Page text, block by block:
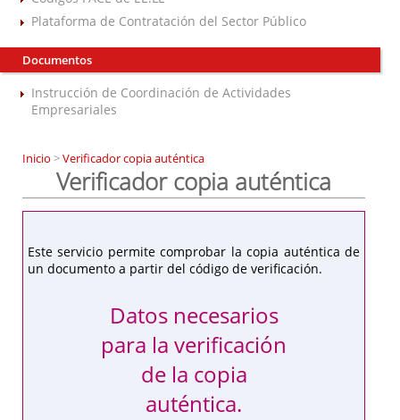
Plataforma de Contratación del Sector Público
Documentos
Instrucción de Coordinación de Actividades
Empresariales
Inicio >Verificador copia auténtica
Verificador copia auténtica
Este servicio permite comprobar la copia auténtica de
un documento a partir del código de verificación.
Datos necesarios
para la verificación
de la copia
auténtica.